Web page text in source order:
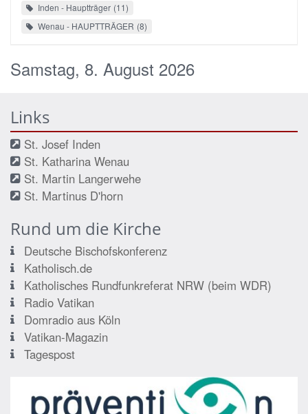
Inden - Hauptträger 11
Wenau - HAUPTTRÄGER 8
Samstag, 8. August 2026
Links
St. Josef Inden
St. Katharina Wenau
St. Martin Langerwehe
St. Martinus D'horn
Rund um die Kirche
Deutsche Bischofskonferenz
Katholisch.de
Katholisches Rundfunkreferat NRW (beim WDR)
Radio Vatikan
Domradio aus Köln
Vatikan-Magazin
Tagespost